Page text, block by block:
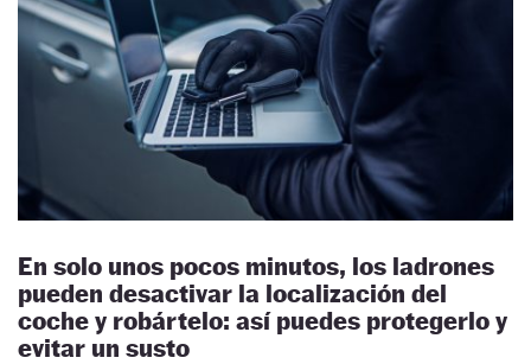
En solo unos pocos minutos, los ladrones
pueden desactivar la localización del
coche y robártelo: así puedes protegerlo y
evitar un susto